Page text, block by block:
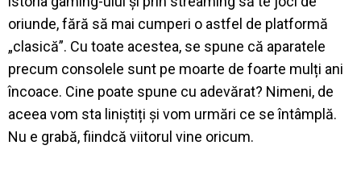
oriunde, fără să mai cumperi o astfel de platformă
„clasică”. Cu toate acestea, se spune că aparatele
precum consolele sunt pe moarte de foarte mulți ani
încoace. Cine poate spune cu adevărat? Nimeni, de
aceea vom sta liniștiți și vom urmări ce se întâmplă.
Nu e grabă, fiindcă viitorul vine oricum.